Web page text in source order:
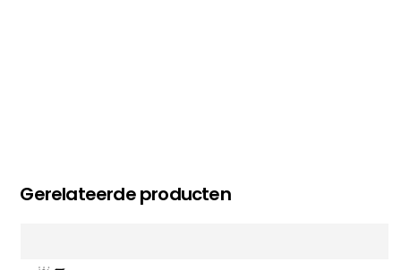
Gerelateerde producten